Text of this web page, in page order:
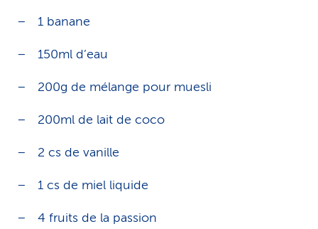
1 banane
150ml d’eau
200g de mélange pour muesli
200ml de lait de coco
2 cs de vanille
1 cs de miel liquide
4 fruits de la passion